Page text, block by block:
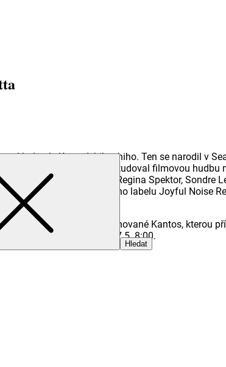
skladatele Kaoru Ishibashiho. Ten se narodil v
Fontaina Mauryho, poté studoval filmovou
umělci, jako jsou Regina Spektor, Sondre
„151a“ u indianapoliského labelu Joyful Noise
2012.
páté desky pojmenované Kantos, kterou
v síti GoOut od pátku 17.5. 8:00.